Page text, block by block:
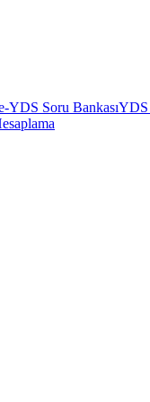
YDS Soru BankasıYDS